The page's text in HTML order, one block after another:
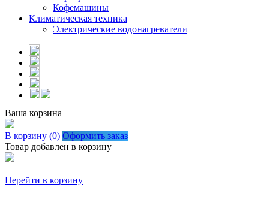
Кофемашины
Климатическая техника
Электрические водонагреватели
Ваша корзина
В корзину (0) Оформить заказ
Товар добавлен в корзину
Перейти в корзину